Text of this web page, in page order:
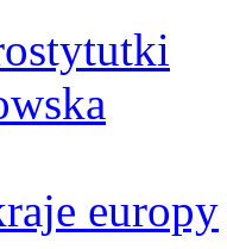
europy